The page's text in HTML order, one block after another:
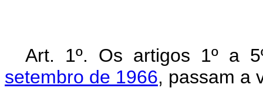
Art. 1º. Os artigos 1º a
setembro de 1966, passam a